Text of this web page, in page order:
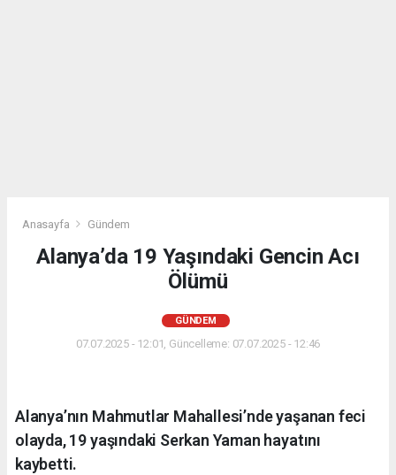
Anasayfa Gündem
Alanya’da 19 Yaşındaki Gencin Acı
Ölümü
GÜNDEM
07.07.2025 - 12:01, Güncelleme: 07.07.2025 - 12:46
Alanya’nın Mahmutlar Mahallesi’nde yaşanan feci
olayda, 19 yaşındaki Serkan Yaman hayatını
kaybetti.